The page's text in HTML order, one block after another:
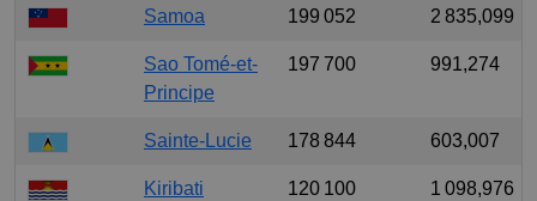
Samoa 199 052 2 835,099
Sao Tomé-et-
Principe
197 700 991,274
Sainte-Lucie 178 844 603,007
Kiribati 120 100 1 098,976